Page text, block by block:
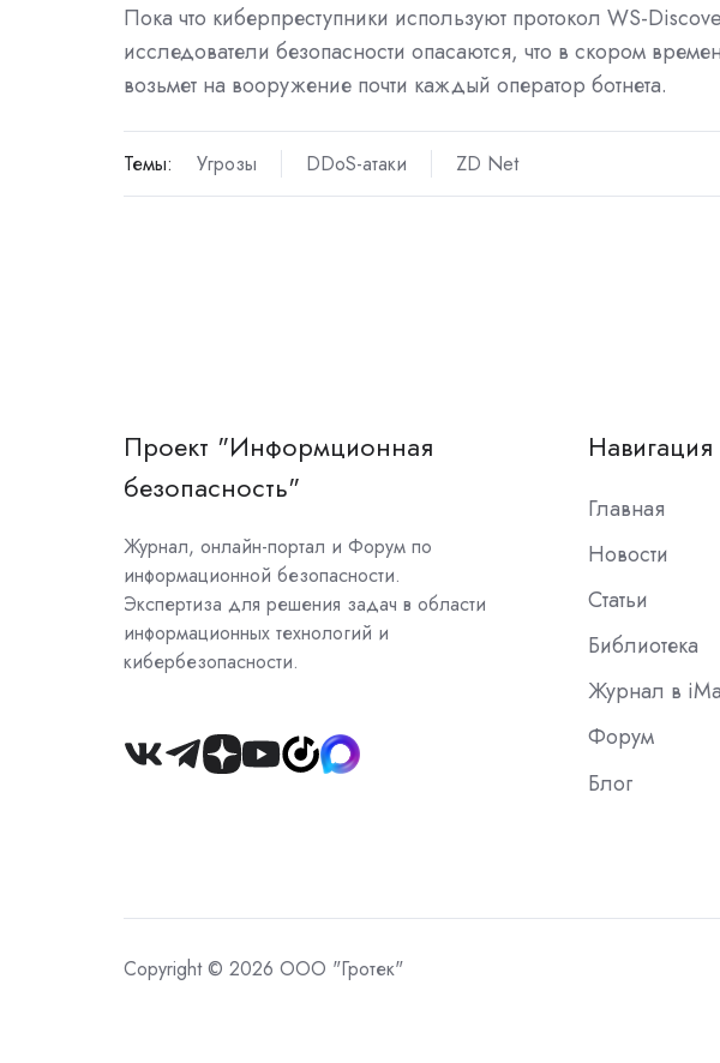
Пока что киберпреступники используют протокол WS-
исследователи безопасности опасаются, что в скором
возьмет на вооружение почти каждый оператор ботнета.
Темы: Угрозы DDoS-атаки ZD Net
Проект "Информционная
безопасность"
Журнал, онлайн-портал и Форум по
информационной безопасности.
Экспертиза для решения задач в области
информационных технологий и
кибербезопасности.
Join
Главная
Новости
Статьи
Библиотека
Журнал в
Форум
Блог
Copyright © 2026 ООО "Гротек"